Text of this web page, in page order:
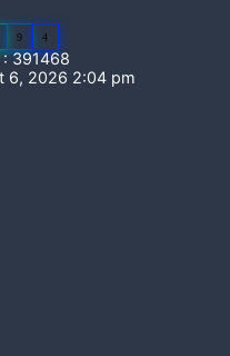
9 4
391468
6, 2026 2:04 pm